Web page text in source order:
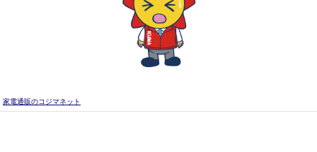
家電通販のコジマネット